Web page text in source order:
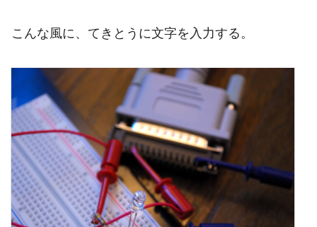
こんな風に、てきとうに文字を入力する。